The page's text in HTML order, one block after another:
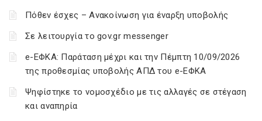
Πόθεν έσχες – Ανακοίνωση για έναρξη υποβολής
Σε λειτουργία το gov.gr messenger
e-ΕΦΚΑ: Παράταση μέχρι και την Πέμπτη 10/09/2026
της προθεσμίας υποβολής ΑΠΔ του e-ΕΦΚΑ
Ψηφίστηκε το νομοσχέδιο με τις αλλαγές σε στέγαση
και αναπηρία